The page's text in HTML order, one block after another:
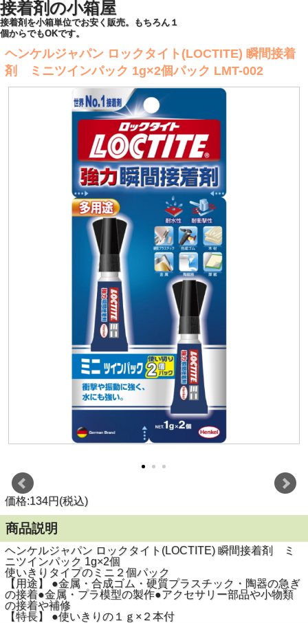
接着剤の小箱屋
接着剤を小箱単位でお安く販売。もちろん１
個からでもOKです。
ヘンケルジャパン ロックタイト(LOCTITE) 瞬間接着
剤 ミニツインパック 1g×2個パック LMT-002
価格:134円(税込)
商品説明
ヘンケルジャパン ロックタイト(LOCTITE) 瞬間接着剤 ミ
ニツインパック 1g×2個
使いきりタイプのミニ２個パック
【用途】 ●金属・合成ゴム・硬質プラスチック・陶器の急ぎ
の接着●金属・プラ模型の製作●アクセサリー部品や小物類
の接着や補修
【特長】 ●使いきりの１ｇ×２本付